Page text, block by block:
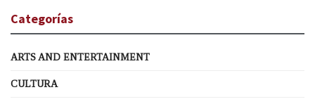
Categorías
ARTS AND ENTERTAINMENT
CULTURA